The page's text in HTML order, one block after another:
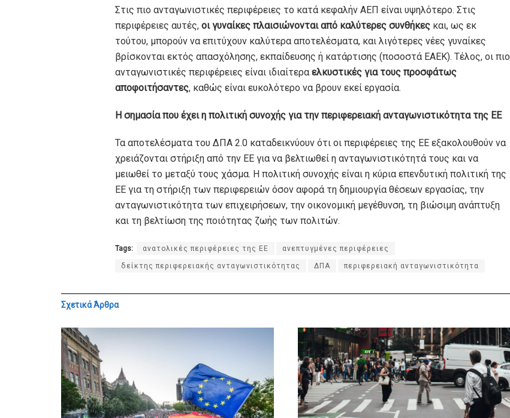
Στις πιο ανταγωνιστικές περιφέρειες το κατά κεφαλήν ΑΕΠ είναι υψηλότερο. Στις
περιφέρειες αυτές, οι γυναίκες πλαισιώνονται από καλύτερες συνθήκες και, ως εκ
τούτου, μπορούν να επιτύχουν καλύτερα αποτελέσματα, και λιγότερες νέες γυναίκες
βρίσκονται εκτός απασχόλησης, εκπαίδευσης ή κατάρτισης (ποσοστά ΕΑΕΚ). Τέλος, οι πιο
ανταγωνιστικές περιφέρειες είναι ιδιαίτερα ελκυστικές για τους προσφάτως
αποφοιτήσαντες, καθώς είναι ευκολότερο να βρουν εκεί εργασία.
Η σημασία που έχει η πολιτική συνοχής για την περιφερειακή ανταγωνιστικότητα της ΕΕ
Τα αποτελέσματα του ΔΠΑ 2.0 καταδεικνύουν ότι οι περιφέρειες της ΕΕ εξακολουθούν να
χρειάζονται στήριξη από την ΕΕ για να βελτιωθεί η ανταγωνιστικότητά τους και να
μειωθεί το μεταξύ τους χάσμα. Η πολιτική συνοχής είναι η κύρια επενδυτική πολιτική της
ΕΕ για τη στήριξη των περιφερειών όσον αφορά τη δημιουργία θέσεων εργασίας, την
ανταγωνιστικότητα των επιχειρήσεων, την οικονομική μεγέθυνση, τη βιώσιμη ανάπτυξη
και τη βελτίωση της ποιότητας ζωής των πολιτών.
Tags: ανατολικές περιφέρειες της ΕΕ ανεπτυγμένες περιφέρειες
δείκτης περιφερειακής ανταγωνιστικότητας ΔΠΑ περιφερειακή ανταγωνιστικότητα
ΣχετικάΆρθρα